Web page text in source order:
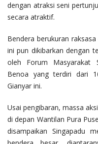
dengan atraksi seni
secara atraktif.
Bendera berukuran
ini pun dikibarkan dengan
oleh Forum Masyarakat
Benoa yang terdiri dari
Gianyar ini.
Usai pengibaran, massa
di depan Wantilan Pura
disampaikan Singapadu